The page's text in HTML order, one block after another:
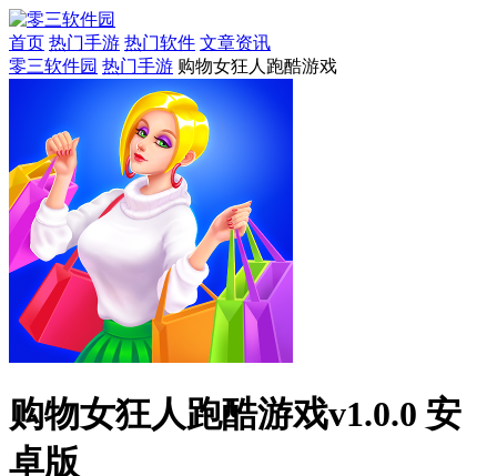
首页 热门手游 热门软件 文章资讯
零三软件园 热门手游 购物女狂人跑酷游戏
购物女狂人跑酷游戏v1.0.0 安
卓版